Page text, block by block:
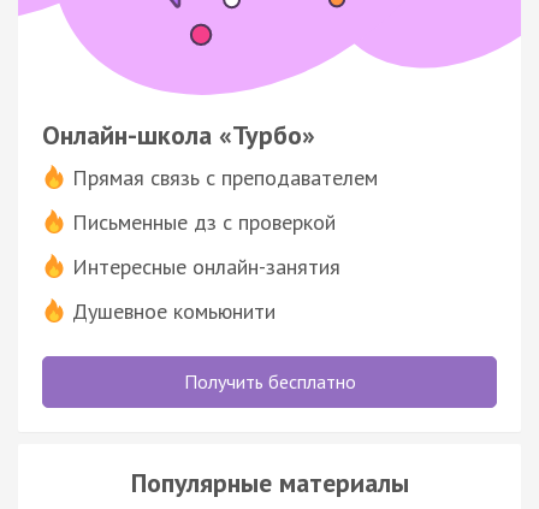
Онлайн-школа «Турбо»
Прямая связь с преподавателем
Письменные дз с проверкой
Интересные онлайн-занятия
Душевное комьюнити
Получить бесплатно
Популярные материалы